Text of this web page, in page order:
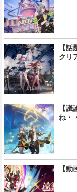
【
クリ
【
ね・
【